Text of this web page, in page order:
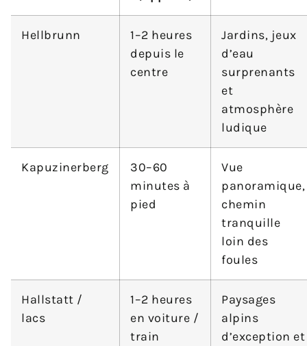
Hellbrunn
1–2 heures
depuis le
centre
Jardins, jeux
d’eau
surprenants
et
atmosphère
ludique
Kapuzinerberg
30–60
minutes à
pied
Vue
panoramique,
chemin
tranquille
loin des
foules
Hallstatt /
lacs
1–2 heures
en voiture /
train
Paysages
alpins
d’exception et